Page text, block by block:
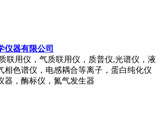
仪器有限公司
联用仪，气质联用仪，质普仪,光谱仪，液
相色谱仪，电感耦合等离子，蛋白纯化仪
器，酶标仪，氮气发生器